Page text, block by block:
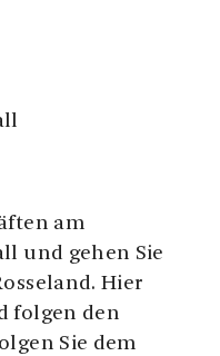
am
und gehen Sie
Hier
folgen den
Sie dem